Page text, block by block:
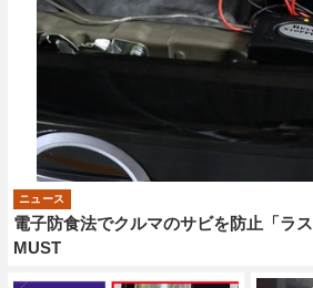
電子防食法でクルマのサビを防止「ラ
MUST
ニュース